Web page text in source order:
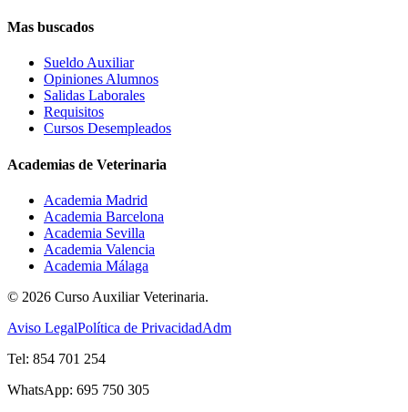
Mas buscados
Sueldo Auxiliar
Opiniones Alumnos
Salidas Laborales
Requisitos
Cursos Desempleados
Academias de Veterinaria
Academia Madrid
Academia Barcelona
Academia Sevilla
Academia Valencia
Academia Málaga
© 2026 Curso Auxiliar Veterinaria.
Aviso LegalPolítica de PrivacidadAdm
Tel: 854 701 254
WhatsApp: 695 750 305